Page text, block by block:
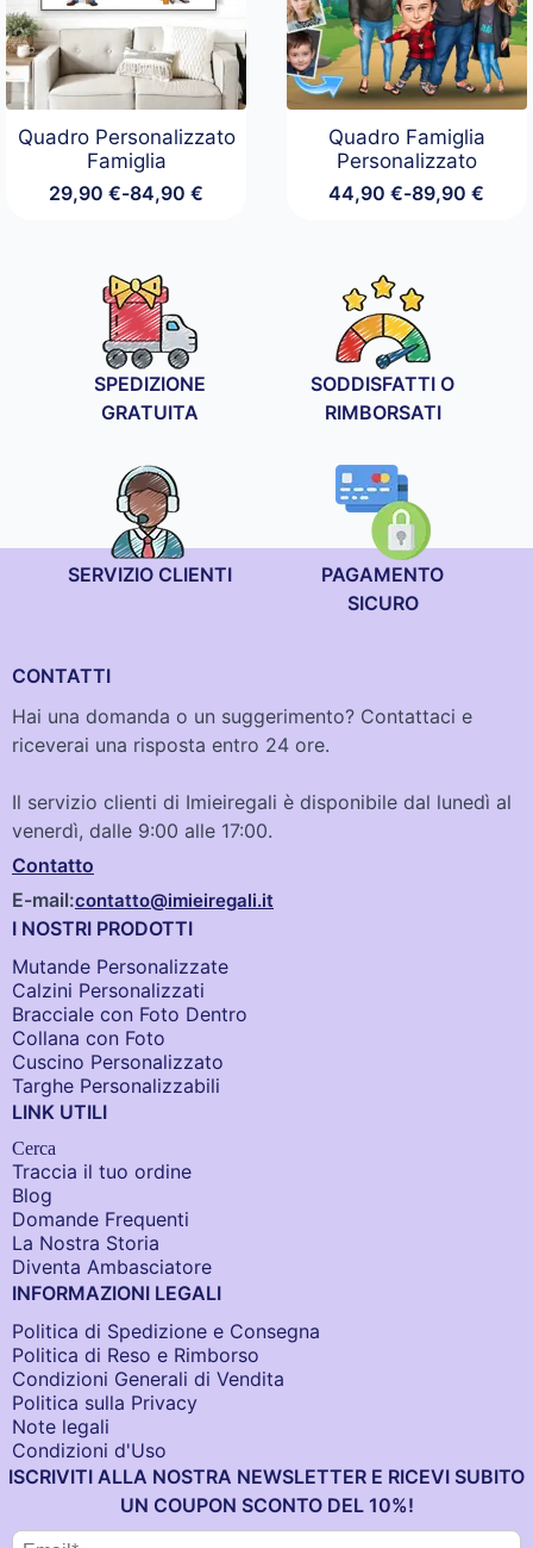
Quadro Personalizzato
Famiglia
29,90€-84,90€
Fascia
29,90 €
a
84,90 €
Quadro Famiglia
Personalizzato
44,90€-89,90€
Fascia
44,90 €
a
89,90 €
SPEDIZIONE
GRATUITA
SODDISFATTI O
RIMBORSATI
SERVIZIO CLIENTI
PAGAMENTO
SICURO
CONTATTI
Hai una domanda o un suggerimento? Contattaci e
riceverai una risposta entro 24 ore.
Il servizio clienti di Imieiregali è disponibile dal lunedì al
venerdì, dalle 9:00 alle 17:00.
Contatto
E-mail:contatto@imieiregali.it
I NOSTRI PRODOTTI
Mutande Personalizzate
Calzini Personalizzati
Bracciale con Foto Dentro​
Collana con Foto
Cuscino Personalizzato
Targhe Personalizzabili
LINK UTILI
Cerca
Traccia il tuo ordine
Blog
Domande Frequenti
La Nostra Storia
Diventa Ambasciatore
INFORMAZIONI LEGALI
Politica di Spedizione e Consegna
Politica di Reso e Rimborso
Condizioni Generali di Vendita
Politica sulla Privacy
Note legali
Condizioni d'Uso
ISCRIVITI ALLA NOSTRA NEWSLETTER E RICEVI SUBITO
UN COUPON SCONTO DEL 10%!